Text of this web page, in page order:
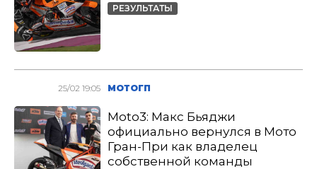
РЕЗУЛЬТАТЫ
25/02 19:05 МОТОГП
Moto3: Макс Бьяджи
официально вернулся в Мото
Гран-При как владелец
собственной команды